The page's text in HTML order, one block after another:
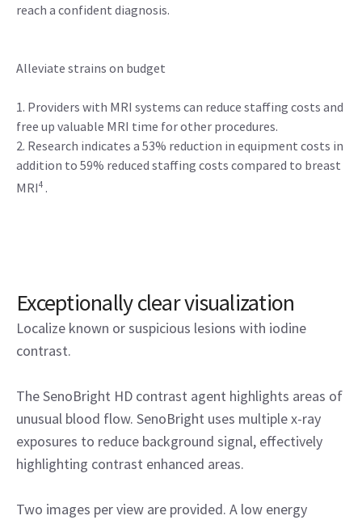
reach a confident diagnosis.
Alleviate strains on budget
1. Providers with MRI systems can reduce staffing costs and
free up valuable MRI time for other procedures.
2. Research indicates a 53% reduction in equipment costs in
addition to 59% reduced staffing costs compared to breast
MRI4 .
Exceptionally clear visualization
Localize known or suspicious lesions with iodine
contrast.
The SenoBright HD contrast agent highlights areas of
unusual blood flow. SenoBright uses multiple x-ray
exposures to reduce background signal, effectively
highlighting contrast enhanced areas.
Two images per view are provided. A low energy